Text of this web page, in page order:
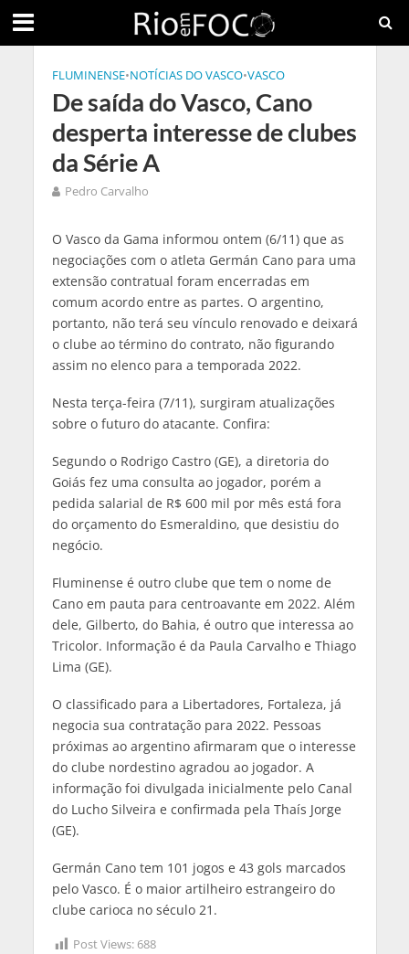
FLUMINENSE•NOTÍCIAS DO VASCO•VASCO
De saída do Vasco, Cano
desperta interesse de clubes
da Série A
Pedro Carvalho
O Vasco da Gama informou ontem (6/11) que as
negociações com o atleta Germán Cano para uma
extensão contratual foram encerradas em
comum acordo entre as partes. O argentino,
portanto, não terá seu vínculo renovado e deixará
o clube ao término do contrato, não figurando
assim no elenco para a temporada 2022.
Nesta terça-feira (7/11), surgiram atualizações
sobre o futuro do atacante. Confira:
Segundo o Rodrigo Castro (GE), a diretoria do
Goiás fez uma consulta ao jogador, porém a
pedida salarial de R$ 600 mil por mês está fora
do orçamento do Esmeraldino, que desistiu do
negócio.
Fluminense é outro clube que tem o nome de
Cano em pauta para centroavante em 2022. Além
dele, Gilberto, do Bahia, é outro que interessa ao
Tricolor. Informação é da Paula Carvalho e Thiago
Lima (GE).
O classificado para a Libertadores, Fortaleza, já
negocia sua contratação para 2022. Pessoas
próximas ao argentino afirmaram que o interesse
do clube nordestino agradou ao jogador. A
informação foi divulgada inicialmente pelo Canal
do Lucho Silveira e confirmada pela Thaís Jorge
(GE).
Germán Cano tem 101 jogos e 43 gols marcados
pelo Vasco. É o maior artilheiro estrangeiro do
clube carioca no século 21.
Post Views: 688